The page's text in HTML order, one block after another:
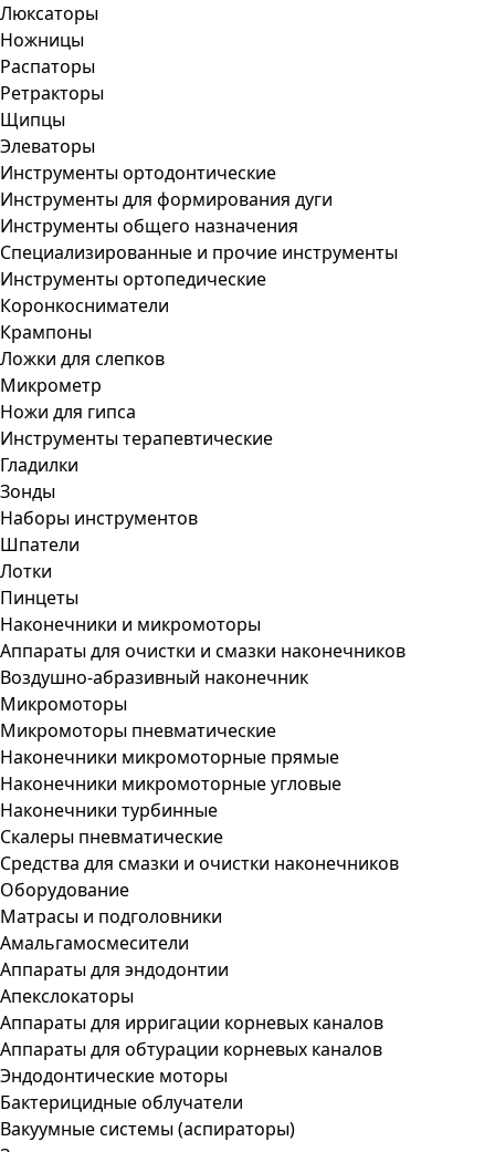
Люксаторы
Ножницы
Распаторы
Ретракторы
Щипцы
Элеваторы
Инструменты ортодонтические
Инструменты для формирования дуги
Инструменты общего назначения
Специализированные и прочие инструменты
Инструменты ортопедические
Коронкосниматели
Крампоны
Ложки для слепков
Микрометр
Ножи для гипса
Инструменты терапевтические
Гладилки
Зонды
Наборы инструментов
Шпатели
Лотки
Пинцеты
Наконечники и микромоторы
Аппараты для очистки и смазки наконечников
Воздушно-абразивный наконечник
Микромоторы
Микромоторы пневматические
Наконечники микромоторные прямые
Наконечники микромоторные угловые
Наконечники турбинные
Скалеры пневматические
Средства для смазки и очистки наконечников
Оборудование
Матрасы и подголовники
Амальгамосмесители
Аппараты для эндодонтии
Апекслокаторы
Аппараты для ирригации корневых каналов
Аппараты для обтурации корневых каналов
Эндодонтические моторы
Бактерицидные облучатели
Вакуумные системы (аспираторы)